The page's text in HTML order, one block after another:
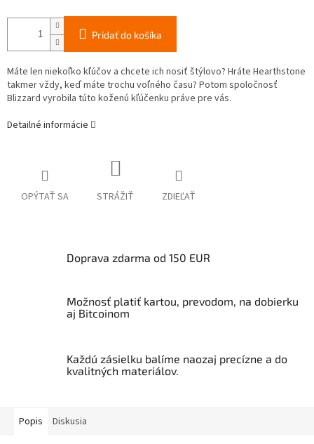
Pridať do košíka
Máte len niekoľko kľúčov a chcete ich nosiť štýlovo? Hráte Hearthstone
takmer vždy, keď máte trochu voľného času? Potom spoločnosť
Blizzard vyrobila túto koženú kľúčenku práve pre vás.
Detailné informácie
OPÝTAŤ SA STRÁŽIŤ ZDIEĽAŤ
Doprava zdarma od 150 EUR
Možnosť platiť kartou, prevodom, na dobierku
aj Bitcoinom
Každú zásielku balíme naozaj precízne a do
kvalitných materiálov.
Popis Diskusia